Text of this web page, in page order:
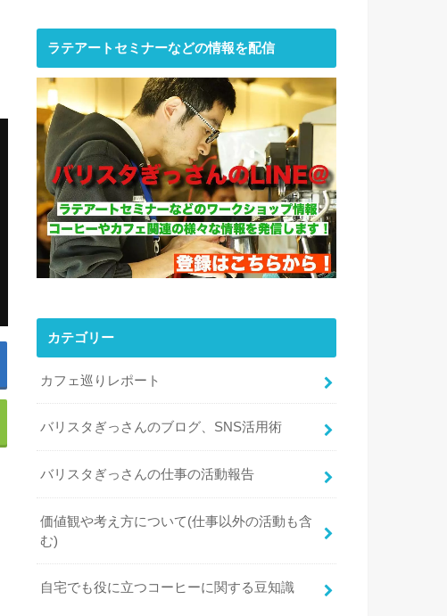
ラテアートセミナーなどの情報を配信
カテゴリー
カフェ巡りレポート
バリスタぎっさんのブログ、SNS活用術
バリスタぎっさんの仕事の活動報告
価値観や考え方について(仕事以外の活動も含
む)
自宅でも役に立つコーヒーに関する豆知識